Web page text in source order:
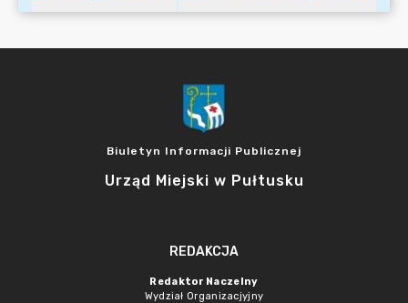
Biuletyn Informacji Publicznej
Urząd Miejski w Pułtusku
REDAKCJA
Redaktor Naczelny
Wydział Organizacjyjny